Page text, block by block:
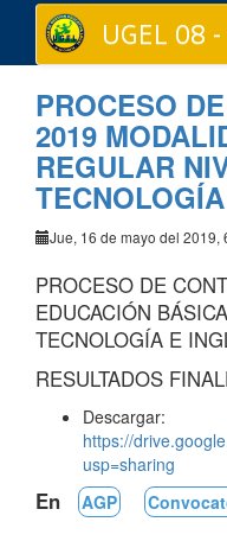
UGEL 08
PROCESO
2019
REGULAR
Jue, 16 de mayo del 2019,
PROCESO DE
EDUCACIÓN
TECNOLOGÍA E
RESULTADOS
Descargar:
https://
usp=sharing
En AGP